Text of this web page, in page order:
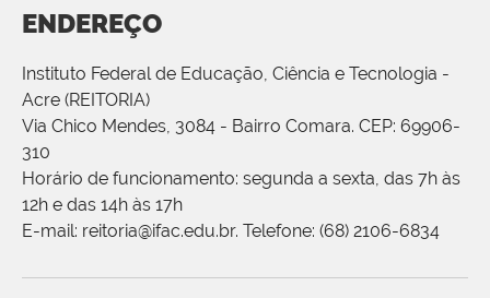
ENDEREÇO
Instituto Federal de Educação, Ciência e Tecnologia -
Acre (REITORIA)
Via Chico Mendes, 3084 - Bairro Comara. CEP: 69906-
310
Horário de funcionamento: segunda a sexta, das 7h às
12h e das 14h às 17h
E-mail: reitoria@ifac.edu.br. Telefone: (68) 2106-6834